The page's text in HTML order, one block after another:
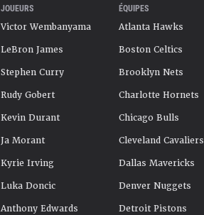
JOUEURS
Victor Wembanyama
LeBron James
Stephen Curry
Rudy Gobert
Kevin Durant
Ja Morant
Kyrie Irving
Luka Doncic
Anthony Edwards
ÉQUIPES
Atlanta Hawks
Boston Celtics
Brooklyn Nets
Charlotte Hornets
Chicago Bulls
Cleveland Cavaliers
Dallas Mavericks
Denver Nuggets
Detroit Pistons